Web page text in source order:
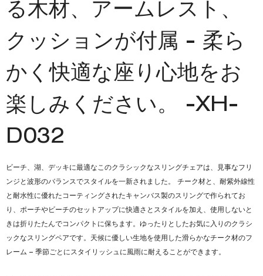
る木材、アームレスト、
クッションが付属 - 柔ら
かく快適な座り心地をお
楽しみください。 -XH-
D032
ビーチ、湖、デッキに最適なこのクラシックなスリングチェアは、見事なフリ
ンジと波形のバランスでスタイルを一新されました。 チーク材と、耐紫外線性
と耐水性に優れたコーティングされたキャンバス製のスリングで作られてお
り、ポーチやビーチのセットアップに快適さとスタイルを加え、使用しないと
きは折りたたんでコンパクトに保ちます。ゆったりとしたお気に入りのクラシ
ックなスリングペアです。天候に優しい生地を使用した滑らかなチーク材のフ
レーム – 季節ごとにスタイリッシュに風雨に耐えることができます。